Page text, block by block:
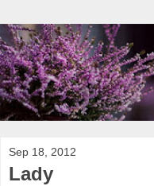
Sep 18, 2012
Lady